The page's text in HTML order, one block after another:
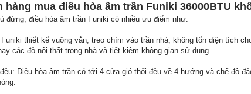
mua điều hòa âm trần Funiki 36000BTU
đứng, điều hòa âm trần Funiki có nhiều ưu điểm như:
thiết kế vuông vắn, treo chìm vào trần nhà, không tốn diện tích
các đồ nội thất trong nhà và tiết kiệm không gian sử dụng.
Điều hòa âm trần có tới 4 cửa gió thổi đều về 4 hướng và chế độ